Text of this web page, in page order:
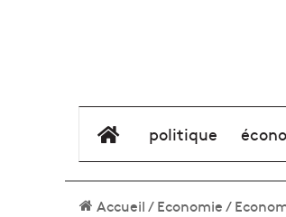
élément de menu
politique
Accueil/Economie/